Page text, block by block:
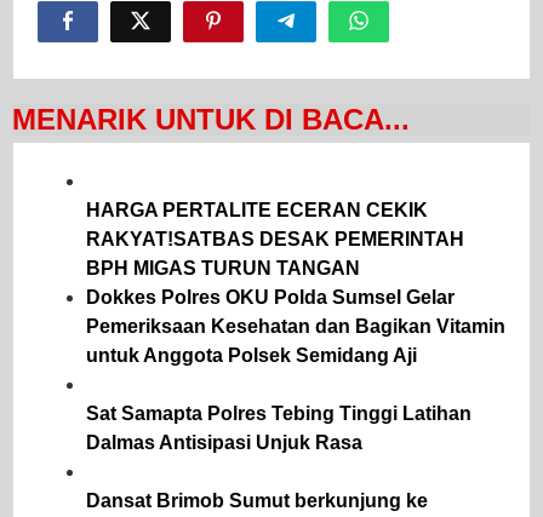
MENARIK UNTUK DI BACA...
HARGA PERTALITE ECERAN CEKIK
RAKYAT!SATBAS DESAK PEMERINTAH
BPH MIGAS TURUN TANGAN
Dokkes Polres OKU Polda Sumsel Gelar
Pemeriksaan Kesehatan dan Bagikan Vitamin
untuk Anggota Polsek Semidang Aji
Sat Samapta Polres Tebing Tinggi Latihan
Dalmas Antisipasi Unjuk Rasa
Dansat Brimob Sumut berkunjung ke